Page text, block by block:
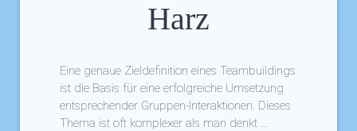
Harz
Eine genaue Zieldefinition eines Teambuildings
ist die Basis für eine erfolgreiche Umsetzung
entsprechender Gruppen-Interaktionen. Dieses
Thema ist oft komplexer als man denkt ...